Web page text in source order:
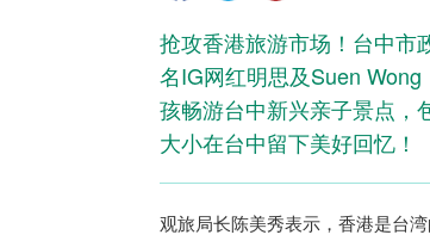
抢攻香港旅游市场！台中市
名IG网红明思及Suen
孩畅游台中新兴亲子景点，
大小在台中留下美好回忆！
观旅局长陈美秀表示，香港是台